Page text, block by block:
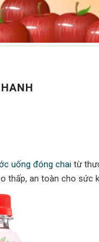
uống đóng chai từ
thấp, an toàn cho sức